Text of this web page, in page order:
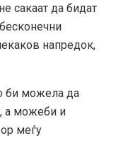
сакаат да бидат
напредок,
би можела да
а можеби и
меѓу